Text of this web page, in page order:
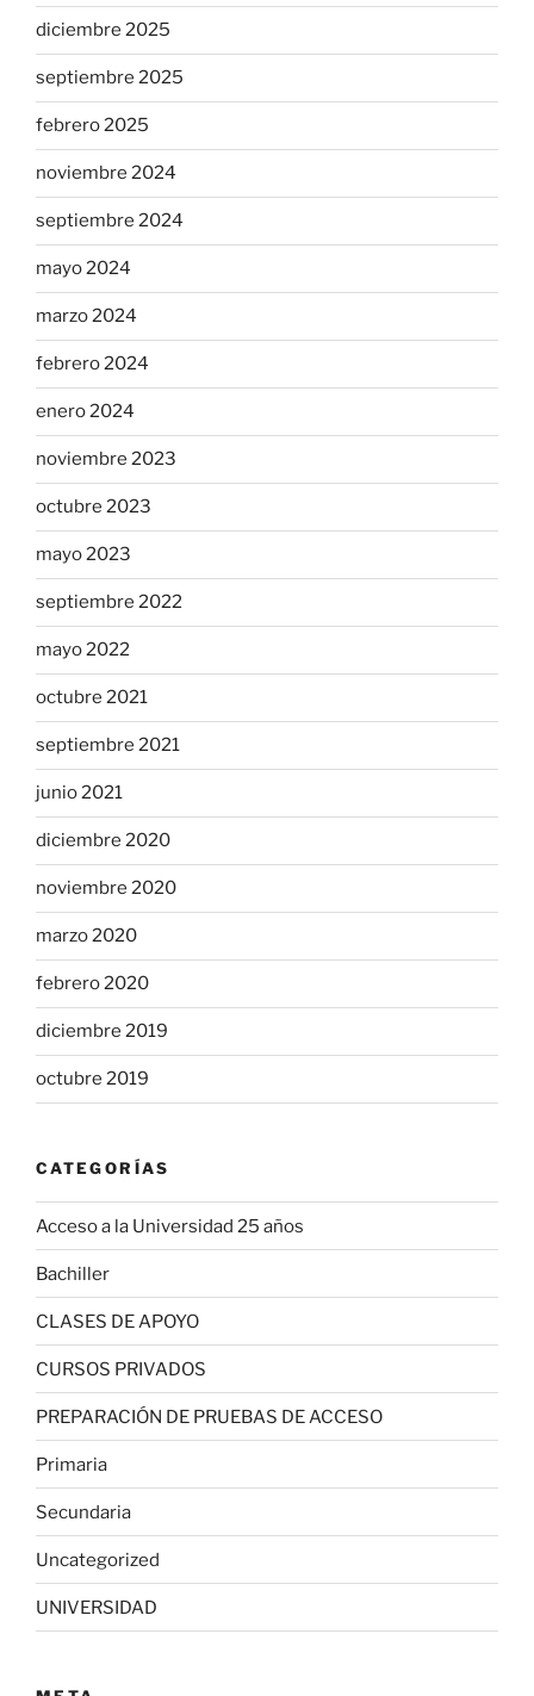
diciembre 2025
septiembre 2025
febrero 2025
noviembre 2024
septiembre 2024
mayo 2024
marzo 2024
febrero 2024
enero 2024
noviembre 2023
octubre 2023
mayo 2023
septiembre 2022
mayo 2022
octubre 2021
septiembre 2021
junio 2021
diciembre 2020
noviembre 2020
marzo 2020
febrero 2020
diciembre 2019
octubre 2019
CATEGORÍAS
Acceso a la Universidad 25 años
Bachiller
CLASES DE APOYO
CURSOS PRIVADOS
PREPARACIÓN DE PRUEBAS DE ACCESO
Primaria
Secundaria
Uncategorized
UNIVERSIDAD